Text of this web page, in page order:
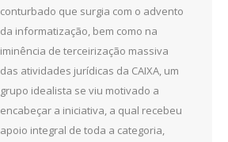
conturbado que surgia com o advento
da informatização, bem como na
iminência de terceirização massiva
das atividades jurídicas da CAIXA, um
grupo idealista se viu motivado a
encabeçar a iniciativa, a qual recebeu
apoio integral de toda a categoria,